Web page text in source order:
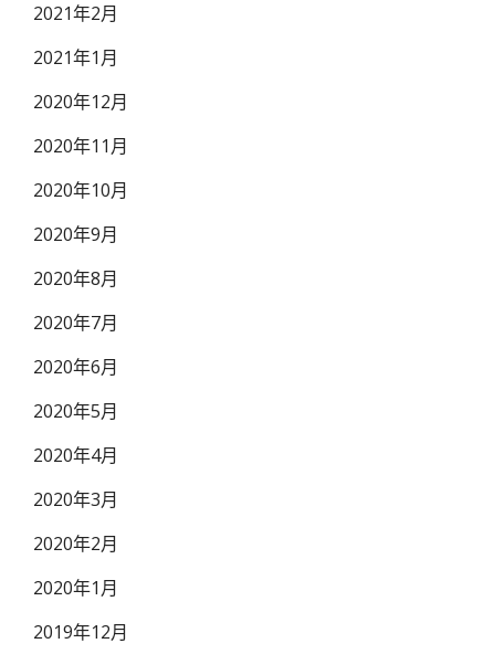
2021年2月
2021年1月
2020年12月
2020年11月
2020年10月
2020年9月
2020年8月
2020年7月
2020年6月
2020年5月
2020年4月
2020年3月
2020年2月
2020年1月
2019年12月